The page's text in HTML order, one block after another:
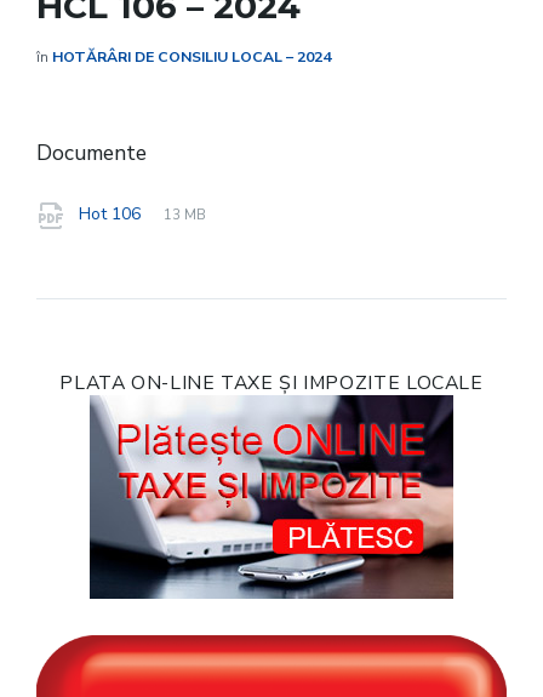
în HOTĂRÂRI DE CONSILIU LOCAL – 2024
Documente
Hot 106
File
pdf
File
13 MB
PLATA ON-LINE TAXE ȘI IMPOZITE LOCALE